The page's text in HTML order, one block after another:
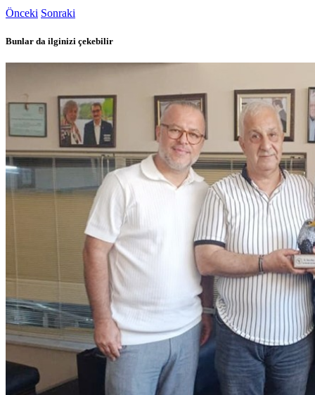
Önceki Sonraki
Bunlar da ilginizi çekebilir